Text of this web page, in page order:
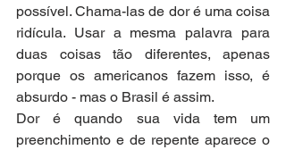
possível. Chama-las de dor é uma coisa
ridícula. Usar a mesma palavra para
duas coisas tão diferentes, apenas
porque os americanos fazem isso, é
absurdo - mas o Brasil é assim.
Dor é quando sua vida tem um
preenchimento e de repente aparece o